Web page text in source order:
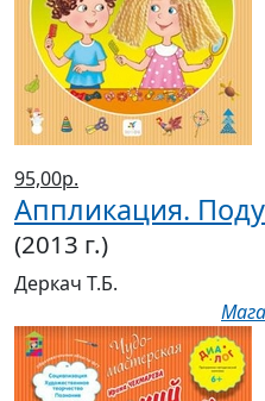
95,00р.
Аппликация.
(2013 г.)
Деркач Т.Б.